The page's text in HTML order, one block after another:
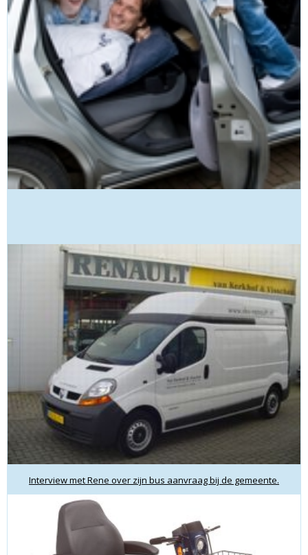
Interview met Rene over zijn bus aanvraag bij de gemeente.